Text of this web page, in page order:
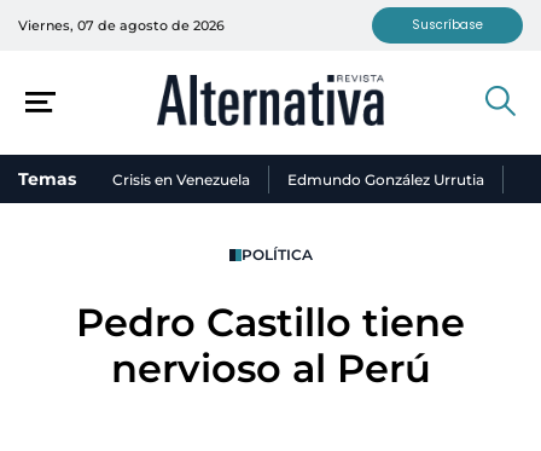
Viernes, 07 de agosto de 2026 Suscríbase
Temas Crisis en Venezuela Edmundo González Urrutia
POLÍTICA
Pedro Castillo tiene
nervioso al Perú